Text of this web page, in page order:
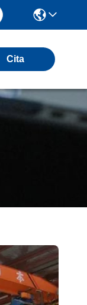
Cita